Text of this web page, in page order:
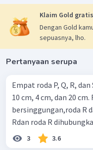
Klaim Gold
Dengan Gold
sepuasnya, lho.
Pertanyaan serupa
Empat roda P, Q, R,
10 cm, 4 cm, dan 20
bersinggungan,roda R
Rdan roda R
3 3.6